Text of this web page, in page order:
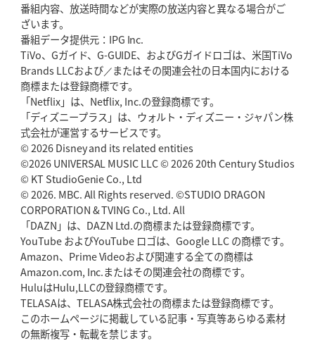
番組内容、放送時間などが実際の放送内容と異なる場合がご
ざいます。
番組データ提供元：IPG Inc.
TiVo、Gガイド、G-GUIDE、およびGガイドロゴは、米国TiVo
Brands LLCおよび／またはその関連会社の日本国内における
商標または登録商標です。
「Netflix」は、Netflix, Inc.の登録商標です。
「ディズニープラス」は、ウォルト・ディズニー・ジャパン株
式会社が運営するサービスです。
© 2026 Disney and its related entities
©2026 UNIVERSAL MUSIC LLC © 2026 20th Century Studios
© KT StudioGenie Co., Ltd
© 2026. MBC. All Rights reserved. ©STUDIO DRAGON
CORPORATION & TVING Co., Ltd. All
「DAZN」は、DAZN Ltd.の商標または登録商標です。
YouTube およびYouTube ロゴは、Google LLC の商標です。
Amazon、Prime Videoおよび関連する全ての商標は
Amazon.com, Inc.またはその関連会社の商標です。
HuluはHulu,LLCの登録商標です。
TELASAは、TELASA株式会社の商標または登録商標です。
このホームページに掲載している記事・写真等あらゆる素材
の無断複写・転載を禁じます。